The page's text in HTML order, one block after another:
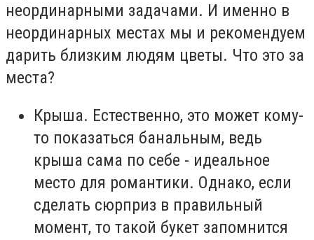
неординарными задачами. И именно в
неординарных местах мы и рекомендуем
дарить близким людям цветы. Что это за
места?
Крыша. Естественно, это может кому-
то показаться банальным, ведь
крыша сама по себе - идеальное
место для романтики. Однако, если
сделать сюрприз в правильный
момент, то такой букет запомнится